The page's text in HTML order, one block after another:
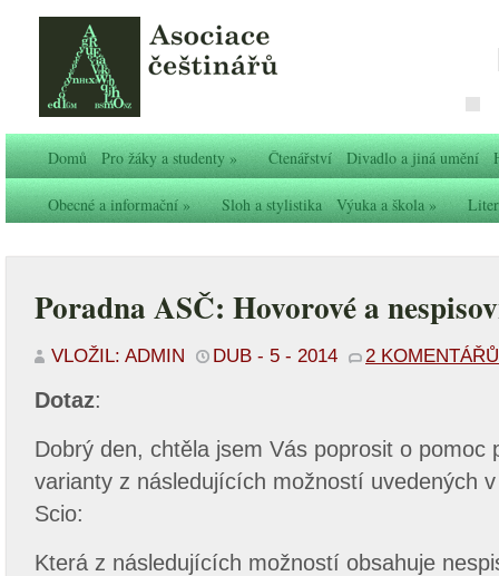
Domů Pro žáky a studenty» Čtenářství Divadlo a jiná umění
Obecné a informační» Sloh a stylistika Výuka a škola»
Poradna ASČ: Hovorové a
VLOŽIL: ADMIN DUB - 5 - 2014 2 KOMENTÁŘŮ
Dotaz:
Dobrý den, chtěla jsem Vás poprosit o pomoc
varianty z následujících možností uvedených
Scio:
Která z následujících možností obsahuje